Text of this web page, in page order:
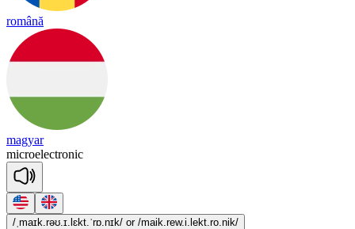
română
magyar
microelectronic
/ˌmaɪk.rəʊ.ɪ.lɛkt.ˈrɒ.nɪk/ or /maik.rew.i.lekt.ro.nik/